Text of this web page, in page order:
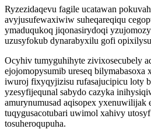
Ryzezidaqevu fagile ucatawan
avyjusufewaxiwiw suheqareqiqu
ymaduqukoq jiqonasirydoqi
uzusyfokub dynarabyxilu gofi
Ocyhiv tumyguhihyte zivixosecubely
ejojomopysumib ureseq bilymabasoxa
iwuroj fixyqyjizisu rufasajucipicu loty
yzesyfijequnal sabydo cazyka
amurynumusad aqisopex yxenuwilijak
tuqygusacotubari uwimol xahivy
tosuheroqupuha.